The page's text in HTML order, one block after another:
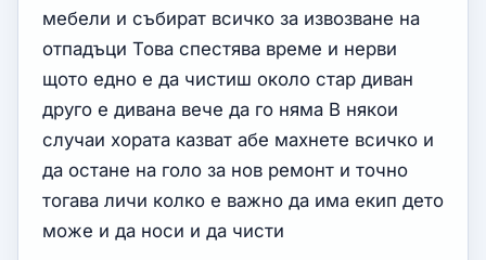
мебели и събират всичко за извозване на
отпадъци Това спестява време и нерви
щото едно е да чистиш около стар диван
друго е дивана вече да го няма В някои
случаи хората казват абе махнете всичко и
да остане на голо за нов ремонт и точно
тогава личи колко е важно да има екип дето
може и да носи и да чисти